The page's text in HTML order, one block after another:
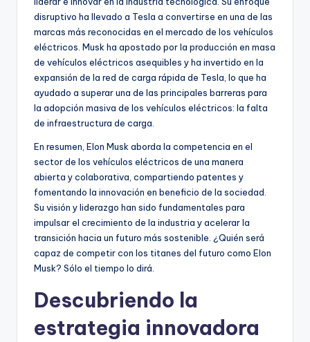
disruptivo ha llevado a Tesla a convertirse en una de las
marcas más reconocidas en el mercado de los vehículos
eléctricos. Musk ha apostado por la producción en masa
de vehículos eléctricos asequibles y ha invertido en la
expansión de la red de carga rápida de Tesla, lo que ha
ayudado a superar una de las principales barreras para
la adopción masiva de los vehículos eléctricos: la falta
de infraestructura de carga.
En resumen, Elon Musk aborda la competencia en el
sector de los vehículos eléctricos de una manera
abierta y colaborativa, compartiendo patentes y
fomentando la innovación en beneficio de la sociedad.
Su visión y liderazgo han sido fundamentales para
impulsar el crecimiento de la industria y acelerar la
transición hacia un futuro más sostenible. ¿Quién será
capaz de competir con los titanes del futuro como Elon
Musk? Sólo el tiempo lo dirá.
Descubriendo la
estrategia innovadora